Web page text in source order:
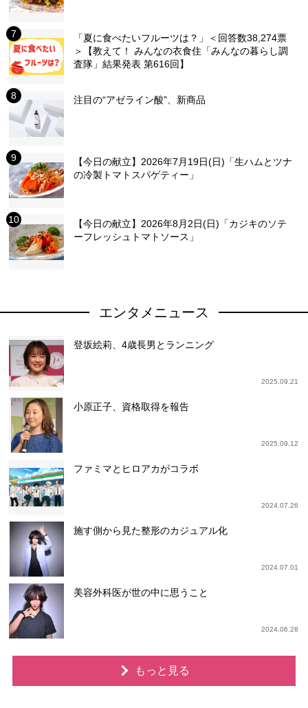
「夏に食べたいフルーツは？」＜回答数38,274票
＞【教えて！ みんなの衣食住「みんなの暮らし調
査隊」結果発表 第616回】
注目の“アゼライン酸”、新商品
【今日の献立】2026年7月19日(日)「生ハムとツナ
の冷製トマトスパゲティー」
【今日の献立】2026年8月2日(日)「カジキのソテ
ーフレッシュトマトソース」
エンタメニュース
登坂絵莉、4歳長男とランニング
2025.09.21
小原正子、資格取得を報告
2025.09.12
ファミマとヒロアカがコラボ
2024.07.26
施す側から見た整形のカジュアル化
2024.07.01
美容外科医が世の中に思うこと
2024.06.28
もっと見る